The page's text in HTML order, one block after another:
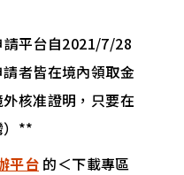
平台自2021/7/28
者皆在境內領取金
核准證明，只要在
）**
平台 的＜下載專區